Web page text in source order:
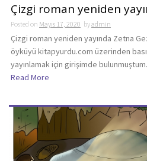
Çizgi roman yeniden
Posted on Mayıs 17, 2020 byadmin
Çizgi roman yeniden yayında Zetna
öyküyü kitapyurdu.com üzerinden
yayınlamak için girişimde
Read More